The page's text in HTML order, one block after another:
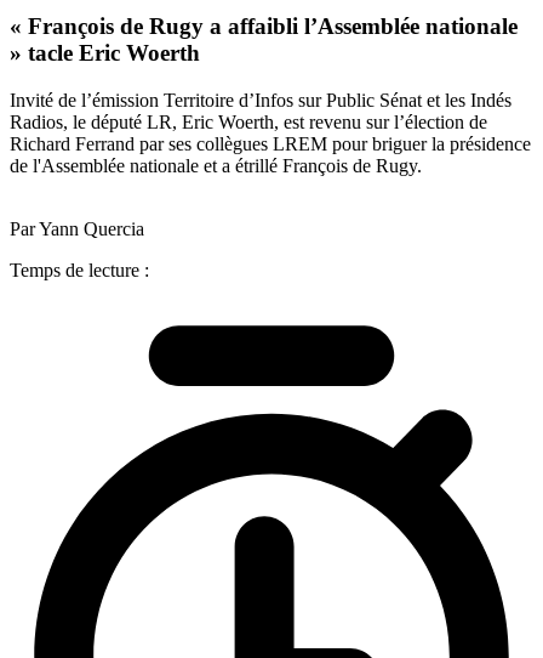
« François de Rugy a affaibli l’Assemblée nationale
» tacle Eric Woerth
Invité de l’émission Territoire d’Infos sur Public Sénat et les Indés
Radios, le député LR, Eric Woerth, est revenu sur l’élection de
Richard Ferrand par ses collègues LREM pour briguer la présidence
de l'Assemblée nationale et a étrillé François de Rugy.
Par Yann Quercia
Temps de lecture :